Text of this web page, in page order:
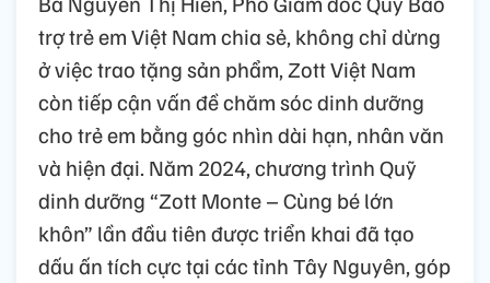
trợ trẻ em Việt Nam chia sẻ, không chỉ dừng
ở việc trao tặng sản phẩm, Zott Việt Nam
còn tiếp cận vấn đề chăm sóc dinh dưỡng
cho trẻ em bằng góc nhìn dài hạn, nhân văn
và hiện đại. Năm 2024, chương trình Quỹ
dinh dưỡng “Zott Monte – Cùng bé lớn
khôn” lần đầu tiên được triển khai đã tạo
dấu ấn tích cực tại các tỉnh Tây Nguyên, góp